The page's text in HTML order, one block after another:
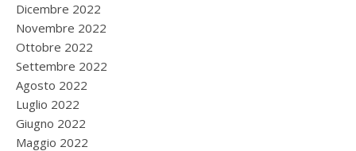
Dicembre 2022
Novembre 2022
Ottobre 2022
Settembre 2022
Agosto 2022
Luglio 2022
Giugno 2022
Maggio 2022